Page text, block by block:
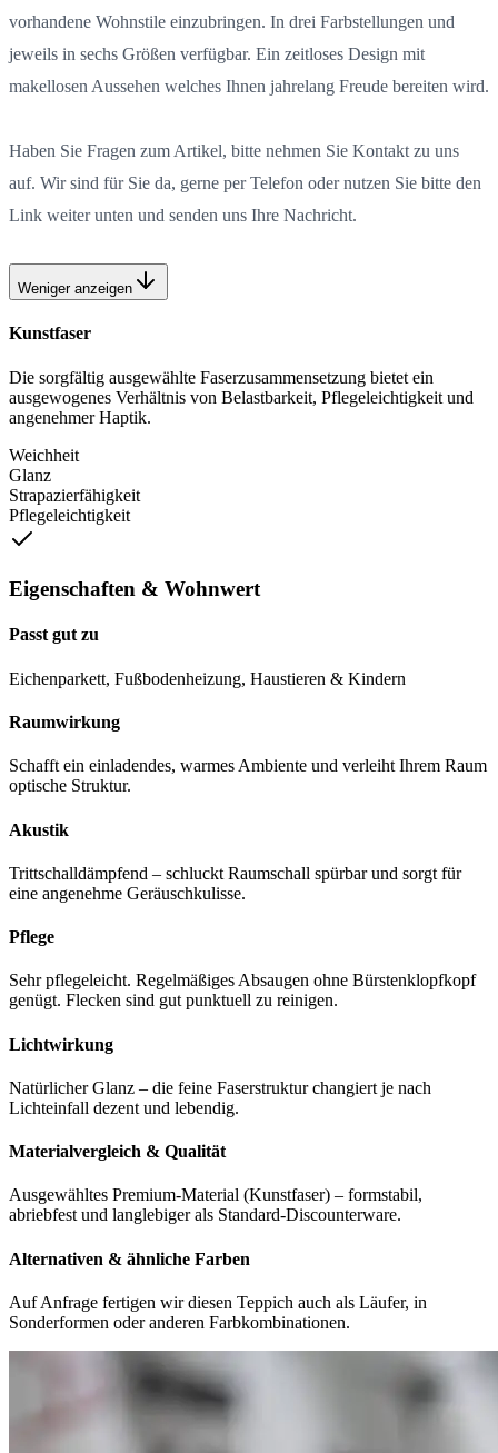
vorhandene Wohnstile einzubringen. In drei Farbstellungen und
jeweils in sechs Größen verfügbar. Ein zeitloses Design mit
makellosen Aussehen welches Ihnen jahrelang Freude bereiten wird.
Haben Sie Fragen zum Artikel, bitte nehmen Sie Kontakt zu uns
auf. Wir sind für Sie da, gerne per Telefon oder nutzen Sie bitte den
Link weiter unten und senden uns Ihre Nachricht.
Weniger anzeigen
Kunstfaser
Die sorgfältig ausgewählte Faserzusammensetzung bietet ein
ausgewogenes Verhältnis von Belastbarkeit, Pflegeleichtigkeit und
angenehmer Haptik.
Weichheit
Glanz
Strapazierfähigkeit
Pflegeleichtigkeit
Eigenschaften & Wohnwert
Passt gut zu
Eichenparkett, Fußbodenheizung, Haustieren & Kindern
Raumwirkung
Schafft ein einladendes, warmes Ambiente und verleiht Ihrem Raum
optische Struktur.
Akustik
Trittschalldämpfend – schluckt Raumschall spürbar und sorgt für
eine angenehme Geräuschkulisse.
Pflege
Sehr pflegeleicht. Regelmäßiges Absaugen ohne Bürstenklopfkopf
genügt. Flecken sind gut punktuell zu reinigen.
Lichtwirkung
Natürlicher Glanz – die feine Faserstruktur changiert je nach
Lichteinfall dezent und lebendig.
Materialvergleich & Qualität
Ausgewähltes Premium-Material (Kunstfaser) – formstabil,
abriebfest und langlebiger als Standard-Discounterware.
Alternativen & ähnliche Farben
Auf Anfrage fertigen wir diesen Teppich auch als Läufer, in
Sonderformen oder anderen Farbkombinationen.